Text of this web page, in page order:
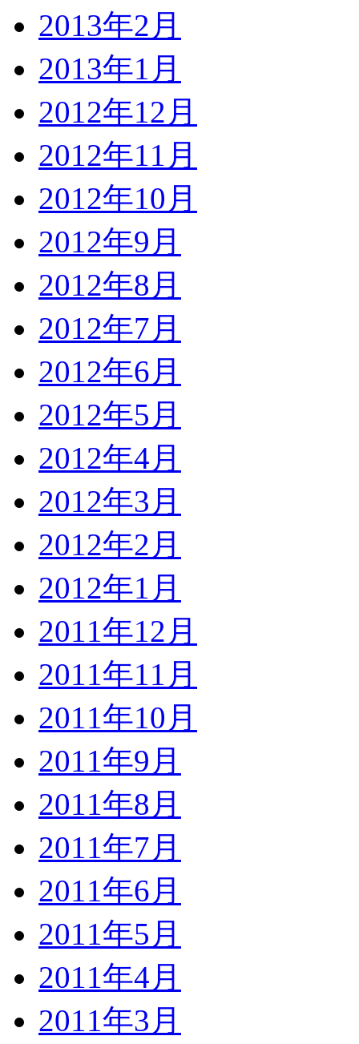
2013年2月
2013年1月
2012年12月
2012年11月
2012年10月
2012年9月
2012年8月
2012年7月
2012年6月
2012年5月
2012年4月
2012年3月
2012年2月
2012年1月
2011年12月
2011年11月
2011年10月
2011年9月
2011年8月
2011年7月
2011年6月
2011年5月
2011年4月
2011年3月